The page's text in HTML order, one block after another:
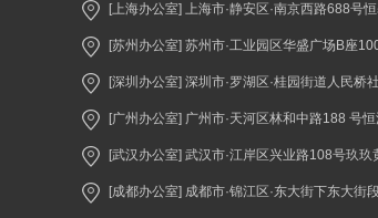
[上海办公室] 上海市·静安区·南京西路688
[苏州办公室] 苏州市·工业园区华盛广场B座
[深圳办公室] 深圳市·罗湖区·桂园街道人民
[广州办公室] 广州市·天河区林和中路188 号
[武汉办公室] 武汉市·江岸区兴业路108号玖
[成都办公室] 成都市·锦江区·东大街下东大